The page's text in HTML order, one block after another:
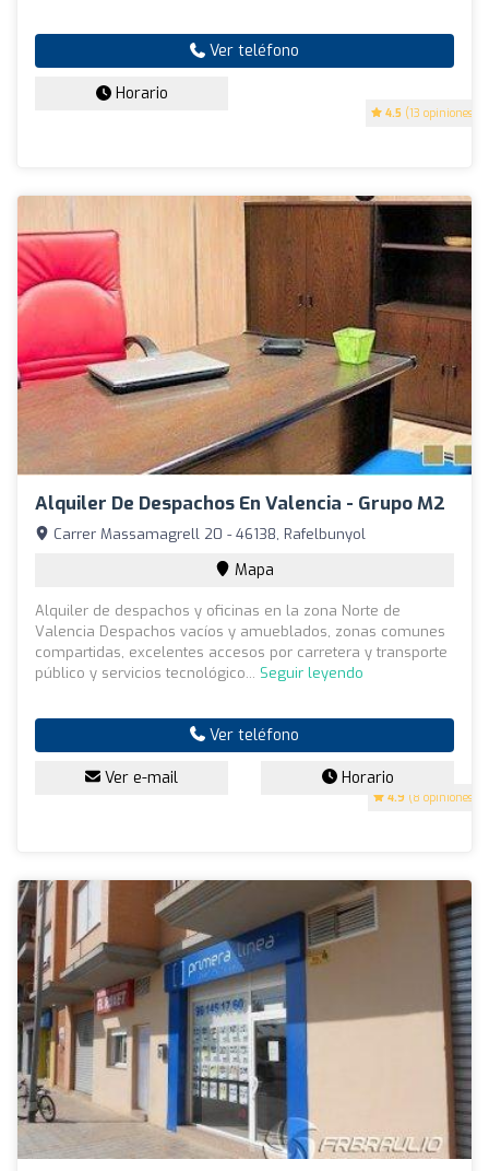
4.5 (13 opiniones)
Ver teléfono
Horario
Alquiler De Despachos En Valencia - Grupo M2
4.9 (8 opiniones)
Carrer Massamagrell 20 - 46138, Rafelbunyol
Mapa
Alquiler de despachos y oficinas en la zona Norte de
Valencia Despachos vacíos y amueblados, zonas comunes
compartidas, excelentes accesos por carretera y transporte
público y servicios tecnológico... Seguir leyendo
Ver teléfono
Ver e-mail Horario